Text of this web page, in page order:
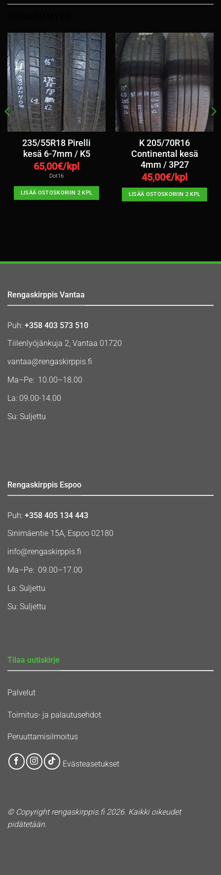
235/55R18 Pirelli
kesä 6-7mm / K5
65,00€/kpl
Dot16
LISÄÄ OSTOSKORIIN 2 KPL
K 205/70R16
Continental kesä
4mm / 3P27
45,00€/kpl
LISÄÄ OSTOSKORIIN 2 KPL
Rengaskirppis Vantaa
Puh: +358 403 573 510
Tiilenlyöjänkuja 2, Vantaa 01720
vantaa@rengaskirppis.fi
Ma–Pe: 10.00–18.00
La: 09.00-14.00
Su: Suljettu
Rengaskirppis Espoo
Puh: +358 405 134 443
Sinimäentie 15A, Espoo 02180
info@rengaskirppis.fi
Ma–Pe: 09.00–17.00
La: Suljettu
Su: Suljettu
Tilaa uutiskirje
Palvelut
Toimitus- ja palautusehdot
Peruuttamisilmoitus
Evästeasetukset
© Copyright rengaskirppis.fi 2026. Kaikki oikeudet
pidätetään.